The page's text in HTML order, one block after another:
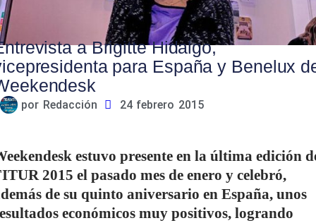
a Brigitte Hidalgo,
para España y Benelux
por Redacción 24 febrero 2015
estuvo presente en la última edición
2015 el pasado mes de enero y celebró,
de su quinto aniversario en España, unos
económicos muy positivos, logrando